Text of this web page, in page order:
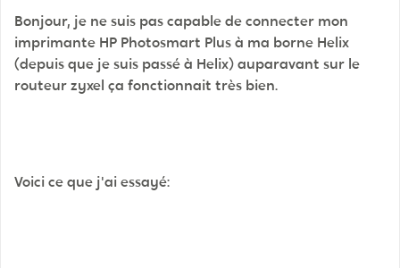
Bonjour, je ne suis pas capable de connecter mon
imprimante HP Photosmart Plus à ma borne Helix
(depuis que je suis passé à Helix) auparavant sur le
routeur zyxel ça fonctionnait très bien.
Voici ce que j'ai essayé: